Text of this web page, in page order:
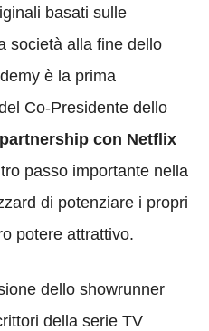
basati sulle
società alla fine dello
è la prima
Co-Presidente dello
partnership con Netflix
passo importante nella
di potenziare i propri
potere attrattivo.
dello showrunner
della serie TV